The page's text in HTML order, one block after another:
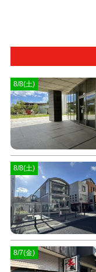
8/8(土)
8/8(土)
8/7(金)